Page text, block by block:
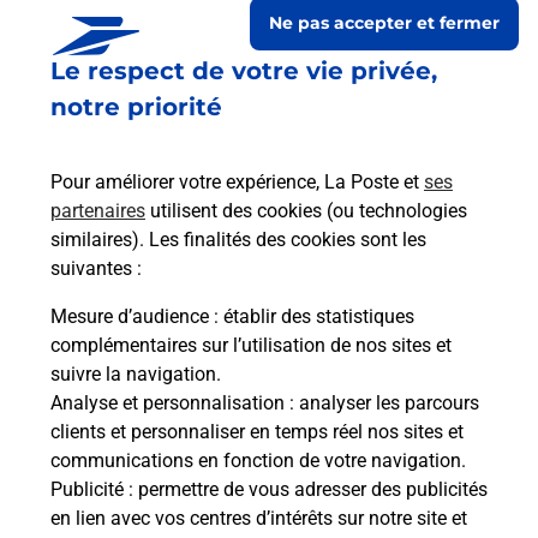
Le respect de votre vie privée,
notre priorité
Pour améliorer votre expérience, La Poste et ses
partenaires utilisent des cookies (ou technologies
similaires). Les finalités des cookies sont les
suivantes :
Mesure d’audience : établir des statistiques
complémentaires sur l’utilisation de nos sites et
suivre la navigation.
Analyse et personnalisation : analyser les parcours
clients et personnaliser en temps réel nos sites et
communications en fonction de votre navigation.
Publicité : permettre de vous adresser des publicités
en lien avec vos centres d’intérêts sur notre site et
Ne pas accepter et fermer
Prochaine collecte du courrierlundià 09h00
14 Rue De La Benovie
34160 Buzignargues
Itinéraire
Le lien s'ouvre dans un nouvel onglet